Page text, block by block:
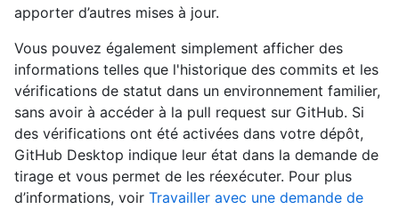
apporter d’autres mises à jour.
Vous pouvez également simplement afficher des
informations telles que l'historique des commits et les
vérifications de statut dans un environnement familier,
sans avoir à accéder à la pull request sur GitHub. Si
des vérifications ont été activées dans votre dépôt,
GitHub Desktop indique leur état dans la demande de
tirage et vous permet de les réexécuter. Pour plus
d’informations, voir Travailler avec une demande de